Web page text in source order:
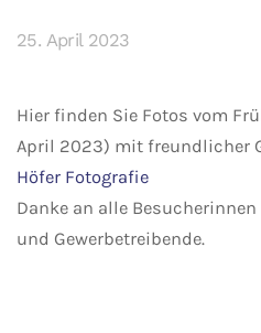
25. April 2023
Hier finden Sie Fotos vom
April 2023) mit freundlicher
Höfer Fotografie
Danke an alle Besucherinnen
und Gewerbetreibende.